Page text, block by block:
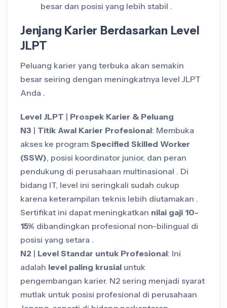
besar dan posisi yang lebih stabil .
Jenjang Karier Berdasarkan Level
JLPT
Peluang karier yang terbuka akan semakin
besar seiring dengan meningkatnya level JLPT
Anda .
Level JLPT | Prospek Karier & Peluang
N3 | Titik Awal Karier Profesional: Membuka
akses ke program Specified Skilled Worker
(SSW), posisi koordinator junior, dan peran
pendukung di perusahaan multinasional . Di
bidang IT, level ini seringkali sudah cukup
karena keterampilan teknis lebih diutamakan .
Sertifikat ini dapat meningkatkan nilai gaji 10-
15% dibandingkan profesional non-bilingual di
posisi yang setara .
N2 | Level Standar untuk Profesional: Ini
adalah level paling krusial untuk
pengembangan karier. N2 sering menjadi syarat
mutlak untuk posisi profesional di perusahaan